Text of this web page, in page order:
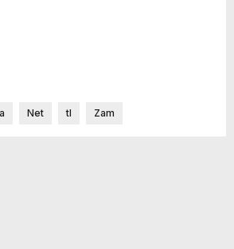
Net tl Zam